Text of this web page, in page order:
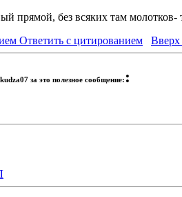
прямой, без всяких там
Ответить с цитированием
Вверх
за это полезное сообщение: :